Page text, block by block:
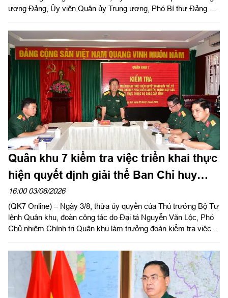
ương Đảng, Ủy viên Quân ủy Trung ương, Phó Bí thư Đảng ủy,
ủy, Chính ủy Quân khu làm trưởng đoàn phối hợp với UBND
tỉnh Tây Ninh khảo sát thực địa khu đất phục dựng Di tích lịch
sử nơi thành lập LLVT Quân khu 7 tại xã Đức Huệ, tỉnh Tây
Ninh. Đồng chí Lê Văn Hẳn, Phó Bí thư Tỉnh uỷ, Chủ tịch
UBND tỉnh Tây Ninh tiếp và làm việc với đoàn.
Quân khu 7 kiểm tra việc triển khai thực
hiện quyết định giải thể Ban Chỉ huy
PTKV tại TP Đồng Nai và tỉnh Lâm Đồng
16:00 03/08/2026
(QK7 Online) – Ngày 3/8, thừa ủy quyền của Thủ trưởng Bộ Tư
lệnh Quân khu, đoàn công tác do Đại tá Nguyễn Văn Lộc, Phó
Chủ nhiệm Chính trị Quân khu làm trưởng đoàn kiểm tra việc
PTKV, điều chuyển, thành lập các đơn vị trực thuộc Bộ CHQS
TP Đồng Nai và Bộ CHQS tỉnh Lâm Đồng.